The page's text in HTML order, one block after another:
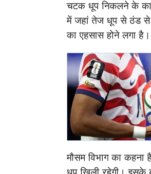
चटक धूप निकलने के कारण
में जहां तेज धूप से ठंड से
का एहसास होने लगा है।
मौसम विभाग का
धूप खिली रहेगी। इसके